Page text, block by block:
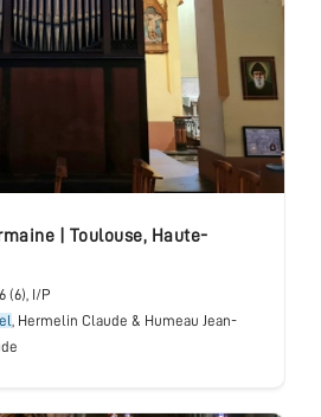
Toulouse, Haute-
(6), I/P
, Hermelin Claude & Humeau Jean-